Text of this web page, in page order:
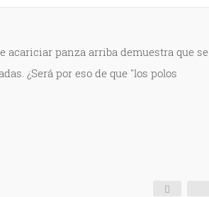
acariciar panza arriba demuestra que se
¿Será por eso de que "los polos